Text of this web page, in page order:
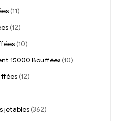
(11)
(12)
(10)
15000 Bouffées (10)
(12)
jetables (362)